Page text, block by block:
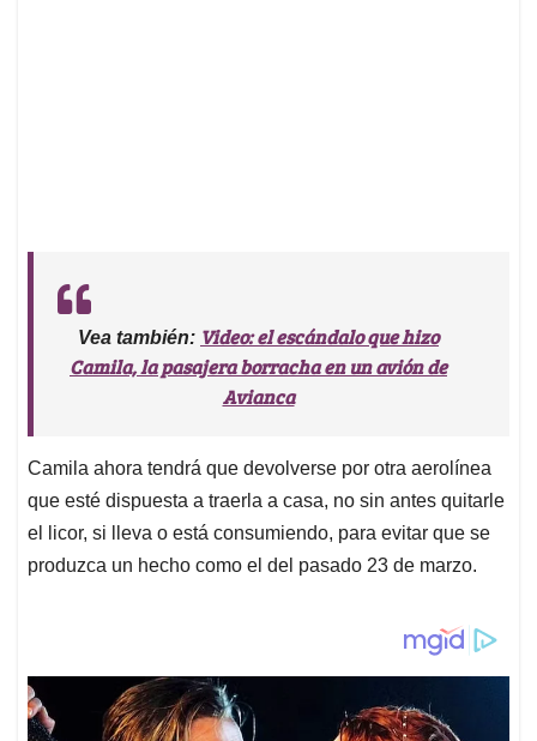
Vea también: Video: el escándalo que hizo
Camila, la pasajera borracha en un avión de
Avianca
Camila ahora tendrá que devolverse por otra aerolínea
que esté dispuesta a traerla a casa, no sin antes quitarle
el licor, si lleva o está consumiendo, para evitar que se
produzca un hecho como el del pasado 23 de marzo.